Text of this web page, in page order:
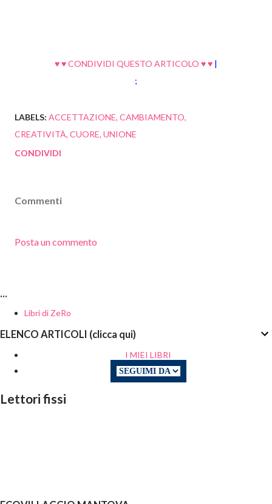
♥ ♥ CONDIVIDI QUESTO ARTICOLO ♥ ♥ |
;
LABELS: ACCETTAZIONE CAMBIAMENTO
CREATIVITÀ CUORE UNIONE
CONDIVIDI
Commenti
Posta un commento
...
Libri di ZeRo
ELENCO ARTICOLI (clicca qui)
I MIEI LIBRI
Lettori fissi